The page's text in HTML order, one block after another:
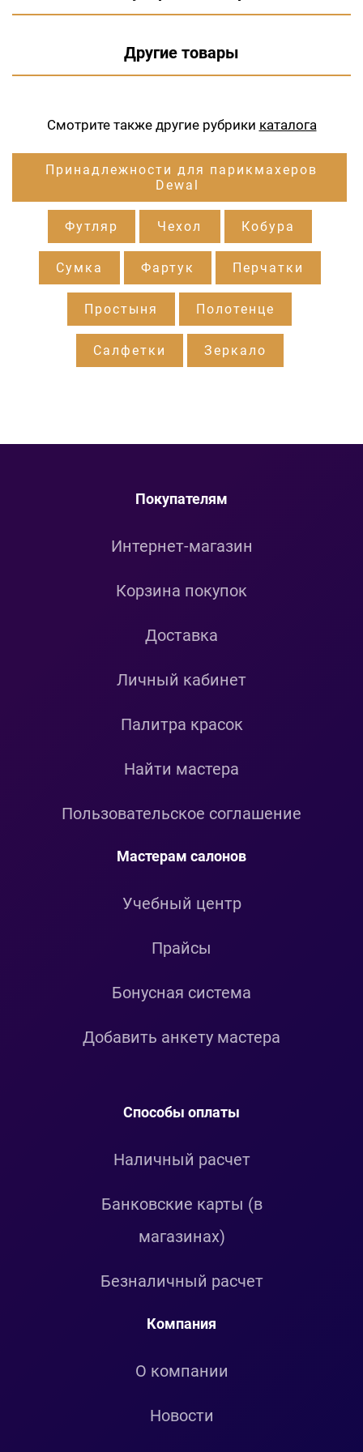
Другие товары
Смотрите также другие рубрики каталога
Принадлежности для парикмахеров
Dewal
Футляр Чехол Кобура
Сумка Фартук Перчатки
Простыня Полотенце
Салфетки Зеркало
Покупателям
Интернет-магазин
Корзина покупок
Доставка
Личный кабинет
Палитра красок
Найти мастера
Пользовательское соглашение
Мастерам салонов
Учебный центр
Прайсы
Бонусная система
Добавить анкету мастера
Способы оплаты
Наличный расчет
Банковские карты (в
магазинах)
Безналичный расчет
Компания
О компании
Новости